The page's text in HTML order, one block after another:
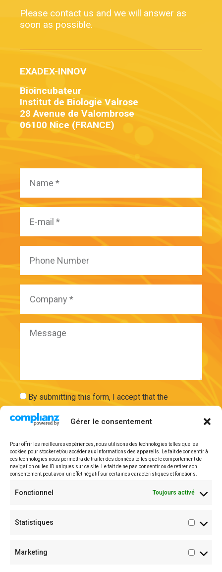
Gérer le consentement
Pour offrir les meilleures expériences, nous utilisons des technologies telles que les
cookies pour stocker et/ou accéder aux informations des appareils. Le fait de consentir à
ces technologies nous permettra de traiter des données telles que le comportement de
navigation ou les ID uniques sur ce site. Le fait de ne pas consentir ou de retirer son
consentement peut avoir un effet négatif sur certaines caractéristiques et fonctions.
Fonctionnel Toujours activé
Statistiques
Marketing
Please contact us and we will answer as
soon as possible.
EXADEX-INNOV
Bioincubateur
Institut de Biologie Valrose
28 Avenue de Valombrose
06100 Nice (FRANCE)
By submitting this form, I accept that the
information entered will be used and securely
stored on the basis of my request by ExAdEx-Innov.
Send